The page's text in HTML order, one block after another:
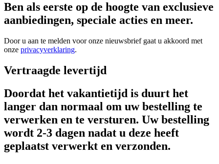
Ben als eerste op de hoogte van exclusieve
aanbiedingen, speciale acties en meer.
Door u aan te melden voor onze nieuwsbrief gaat u akkoord met
onze privacyverklaring.
Vertraagde levertijd
Doordat het vakantietijd is duurt het
langer dan normaal om uw bestelling te
verwerken en te versturen. Uw bestelling
wordt 2-3 dagen nadat u deze heeft
geplaatst verwerkt en verzonden.